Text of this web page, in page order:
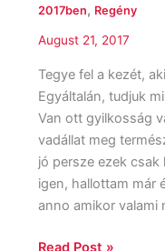
2017ben, Regény
August 21, 2017
Tegye fel a kezét,
Egyáltalán, tudjuk
Van ott gyilkosság
vadállat meg
jó persze ezek
igen, hallottam már
anno amikor valami
Read Post »